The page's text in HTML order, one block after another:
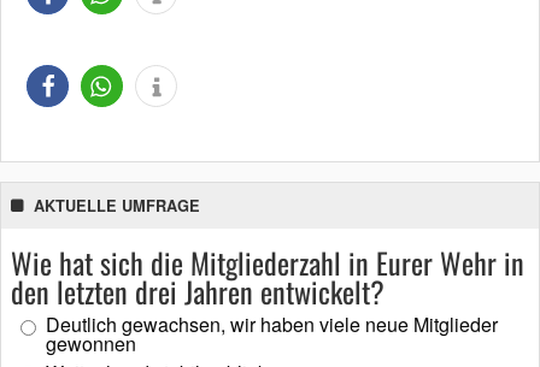
AKTUELLE UMFRAGE
Wie hat sich die Mitgliederzahl in Eurer Wehr in
den letzten drei Jahren entwickelt?
Deutlich gewachsen, wir haben viele neue Mitglieder
gewonnen